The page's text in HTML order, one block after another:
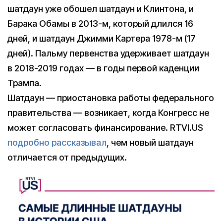
шатдаун уже обошел шатдаун и Клинтона, и
Барака Обамы в 2013-м, который длился 16
дней, и шатдаун Джимми Картера 1978-м (17
дней). Пальму первенства удерживает шатдаун
в 2018-2019 годах — в годы первой каденции
Трампа.
Шатдаун — приостановка работы федерального
правительства — возникает, когда Конгресс не
может согласовать финансирование. RTVI.US
подробно рассказывал , чем новый шатдаун
отличается от предыдущих.